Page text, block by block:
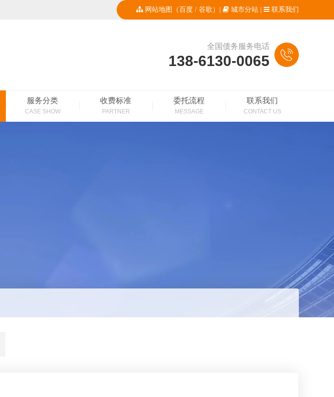
网站地图 （百度 / 谷歌 ）| 城市分站 联系我们
全国债务服务电话
138-6130-0065
服务分类
CASE SHOW
收费标准
PARTNER
委托流程
MESSAGE
联系我们
CONTACT US